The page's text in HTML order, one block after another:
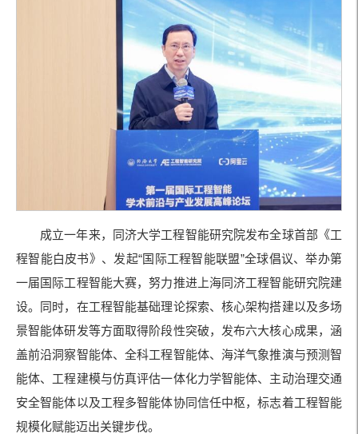
成立一年来，同济大学工程智能研究院发布全球首部《工
程智能白皮书》、发起“国际工程智能联盟”全球倡议、举办第
一届国际工程智能大赛，努力推进上海同济工程智能研究院建
设。同时，在工程智能基础理论探索、核心架构搭建以及多场
景智能体研发等方面取得阶段性突破，发布六大核心成果，涵
盖前沿洞察智能体、全科工程智能体、海洋气象推演与预测智
能体、工程建模与仿真评估一体化力学智能体、主动治理交通
安全智能体以及工程多智能体协同信任中枢，标志着工程智能
规模化赋能迈出关键步伐。